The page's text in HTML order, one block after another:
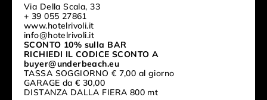
Via Della Scala, 33
+ 39 055 27861
www.hotelrivoli.it
info@hotelrivoli.it
SCONTO 10% sulla BAR
RICHIEDI IL CODICE SCONTO A
buyer@underbeach.eu
TASSA SOGGIORNO € 7,00 al giorno
GARAGE da € 30,00
DISTANZA DALLA FIERA 800 mt